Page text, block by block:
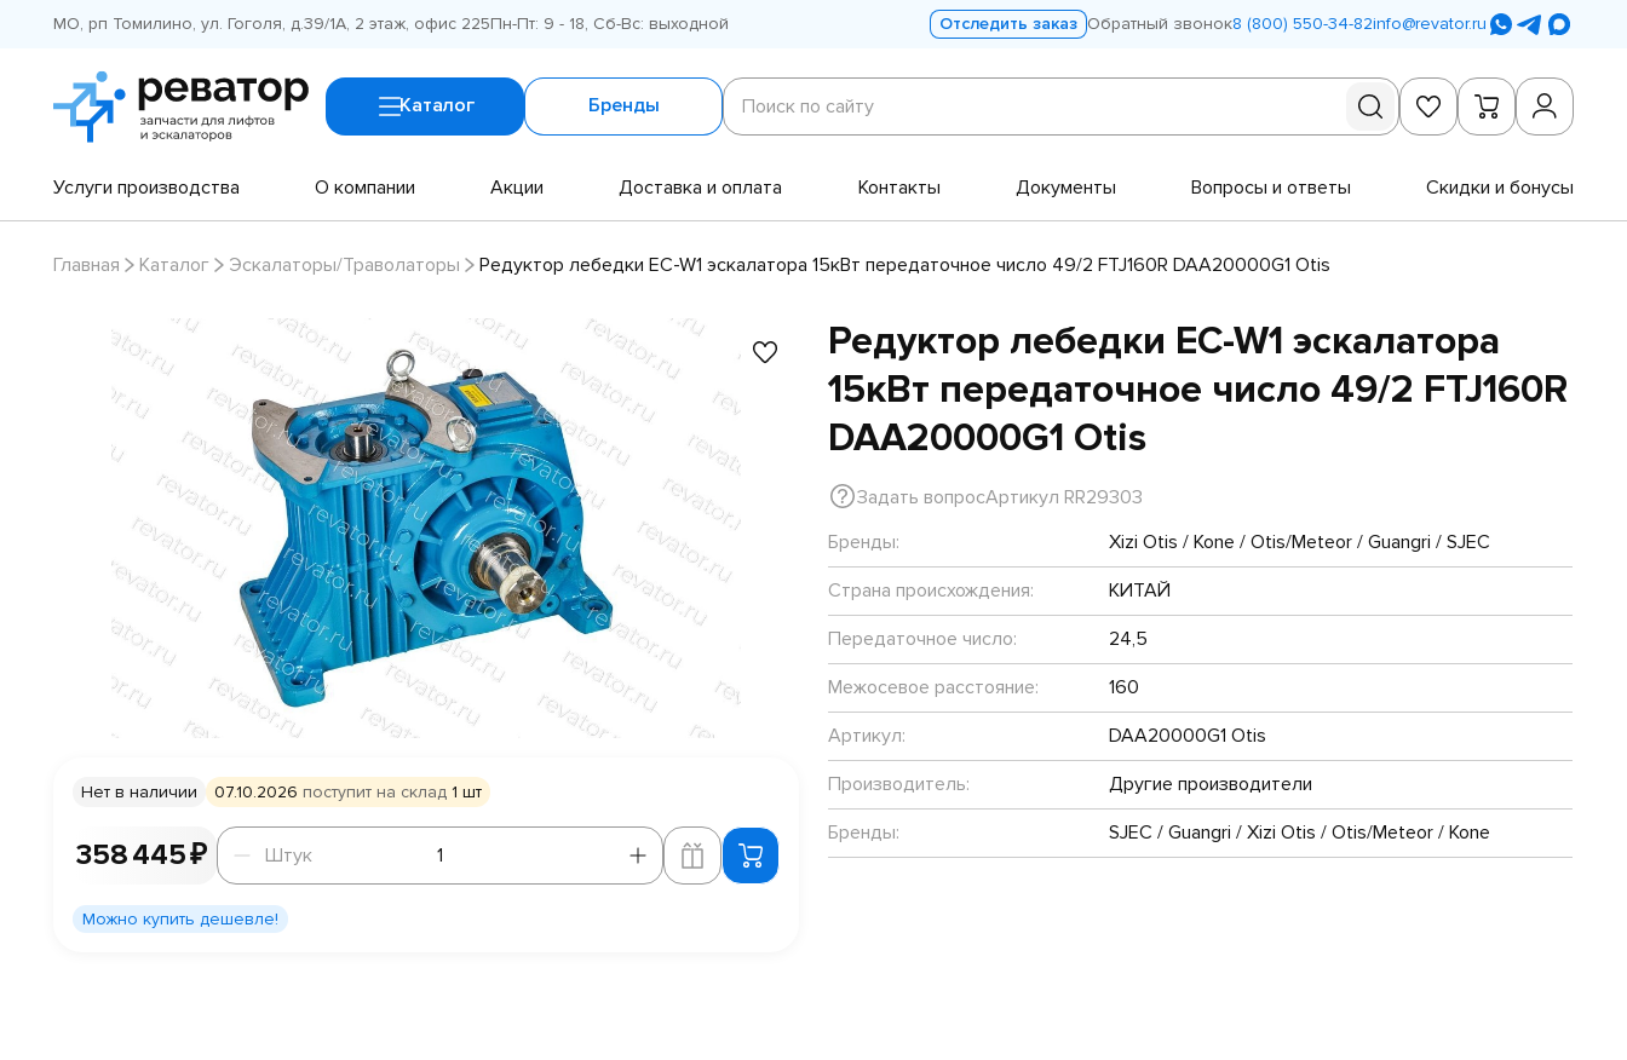
МО, рп Томилино, ул. Гоголя, д.39/1А, 2 этаж, офис 225Пн-Пт: 9 - 18, Сб-Вс: выходной Отследить заказ Обратный звонок8 (800) 550-34-82info@revator.ru
Каталог Бренды
Поиск
по
сайту
Поиск по сайту
Услуги производства О компании Акции Доставка и оплата Контакты Документы Вопросы и ответы Скидки и бонусы
Главная Каталог Эскалаторы/Траволаторы Редуктор лебедки EC-W1 эскалатора 15кВт передаточное число 49/2 FTJ160R DAA20000G1 Otis
Редуктор лебедки EC-W1 эскалатора
15кВт передаточное число 49/2 FTJ160R
DAA20000G1 Otis
Задать вопросАртикул RR29303
Нет в наличии 07.10.2026 поступит на склад 1 шт
358 445 ₽
Штук
Штук
Можно купить дешевле!
Бренды:
Xizi Otis / Kone / Otis/Meteor / Guangri / SJEC
Страна происхождения:
КИТАЙ
Передаточное число:
24,5
Межосевое расстояние:
160
Артикул:
DAA20000G1 Otis
Производитель:
Другие производители
Бренды:
SJEC / Guangri / Xizi Otis / Otis/Meteor / Kone